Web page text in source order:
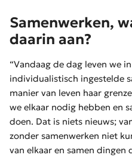
Samenwerken,
daarin aan?
“Vandaag de dag leven we
individualistisch ingestelde
manier van leven haar
we elkaar nodig hebben en
doen. Dat is niets nieuws;
zonder samenwerken niet
van elkaar en samen